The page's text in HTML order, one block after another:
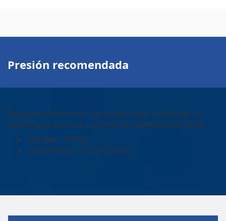
Presión recomendada
Depende del terreno, las condiciones climáticas, la
potencia de la moto y el nivel de habilidad del piloto.
0.9 BAR - 13 PSI
0.8 BAR mini - 11.6 PSI mini